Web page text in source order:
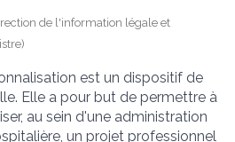
de l'information légale et
est un dispositif de
Elle a pour but de permettre à
au sein d'une administration
un projet professionnel